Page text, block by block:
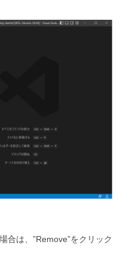
合は、”Remove”をクリック